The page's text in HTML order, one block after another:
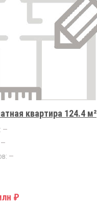
квартира 124.4 м²
—
—
—
₽